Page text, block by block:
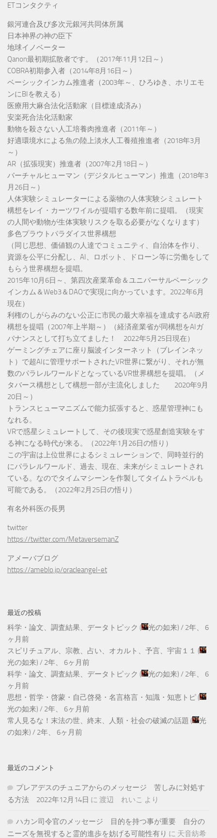
ETコンタクティ
銀河連合及び多次元銀河共同体所属
日本神界の神の臣下
地球イノベーター
Qanon最初期拡散者です。（2017年11月12日～）
COBRA初期参入者（2014年8月16日～）
ベーシックインカム推進者（2003年～、ひろゆき、ホリエモ
ンにBIを教える）
医療用大麻合法化活動家（目標達成済み）
安楽死合法化活動家
動物を殺さない人工培養肉推進者（2011年～）
好適環境水による魚の陸上淡水人工養殖推進者（2018年3月
～）
AR（拡張現実）推進者（2007年2月18日～）
バーチャルヒューマン（デジタルヒューマン）推進（2018年3
月26日～）
人体実験シミュレーターによる薬物の人体実験シミュレート
構想をレイ・カーツワイルが提唱する数年前に提唱。（現実
の人間や動物が生体実験リスクを取る必要がなくなります）
多色プラウトパラダイス世界構想
（同じ思想、価値観の人達でコミュニティ、自治体を作り、
資源を公平に分配し、AI、ロボット、ドローン等に労働をして
もらう世界構想を提唱。
2015年10月6日～、第四次産業革命＆ユニバーサルベーシック
インカム＆Web3＆DAOで実現に向かっています。2022年6月
現在）
利権のしがらみのない公正に市民の最大幸福を達成するAI政府
構想を提唱（2007年上半期～）（経済産業省が同構想をAIガ
バナンスとして打ち立てました！ 2022年5月25日現在）
ゲーミングチェアに座り脳波インターネット（ブレインネッ
ト）で超AIに管理サポートされたVR世界に繋がり、それが無
数のパラレルワールドとなっているVR世界構想を提唱。（メ
タバース構想として構想一部が主流化しました 2020年9月
20日～）
トランスヒューマニズムで能力拡張すると、惑星管理神にも
なれる。
VRで惑星シミュレートして、その後現実で惑星創造実験をす
る神になる時代が来る。（2022年1月26日の悟り）
この宇宙は上位世界によるシミュレーションで、同時並行的
にパラレルワールド、過去、現在、未来がシミュレートされ
ている。なのでタイムマシーンを作製してタイムトラベルも
可能である。（2022年2月25日の悟り）
有名外科医の長男
twitter
https://twitter.com/MetaversemanZ
アメーバブログ
https://ameblo.jp/oracleangel-et
最近の投稿
科学・論文、調査結果、データトピック ( 光の如来) / 2年、 6
ヶ月前
スピリチュアル、宗教、占い、オカルト、予言、宇宙１１ (
光の如来) / 2年、 6ヶ月前
科学・論文、調査結果、データトピック ( 光の如来) / 2年、 6
ヶ月前
思想・哲学・啓蒙・自己啓発・名言格言・知識・知恵トピ (
光の如来) / 2年、 6ヶ月前
常人見るな！末法の世、終末、人類・社会の破滅の話題 (
光
の如来) / 2年、 6ヶ月前
最近のコメント
プレアデスのチュニアからのメッセージ 苦しみに対処す
る方法 2022年12月14日 に 渡辺 れいこ より
ハカン司令官のメッセージ 目的を持つ事が重要 自分の
ニーズを無視すると霊的進歩を妨げる可能性有り に 天音紡希